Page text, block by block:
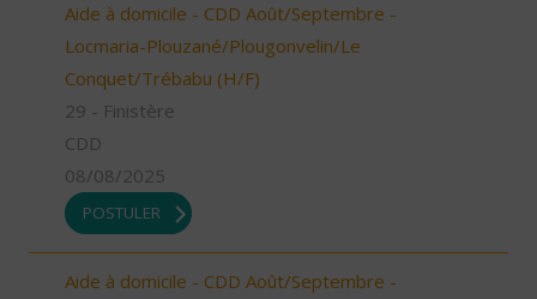
Aide à domicile - CDD Août/Septembre -
Locmaria-Plouzané/Plougonvelin/Le
Conquet/Trébabu (H/F)
29 - Finistère
CDD
08/08/2025
POSTULER
Aide à domicile - CDD Août/Septembre -